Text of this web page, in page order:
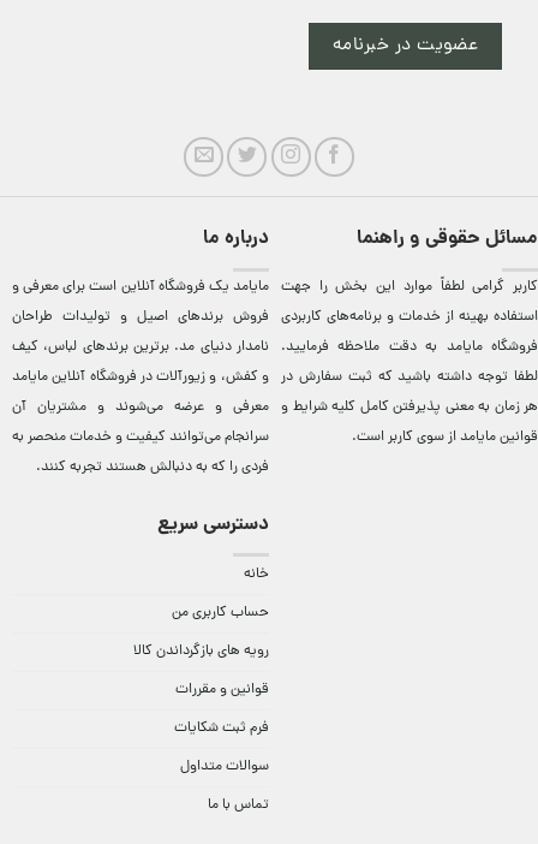
عضویت در خبرنامه
مسائل حقوقی و راهنما
کاربر گرامی لطفاً موارد این بخش را جهت
استفاده بهینه از خدمات و برنامه‌‏های کاربردی
فروشگاه مایامد به دقت ملاحظه فرمایید.
لطفا توجه داشته باشید که ثبت سفارش در
هر زمان به معنی پذیرفتن کامل کلیهشرایط و
قوانین مایامداز سوی کاربر است.
درباره ما
مایامد يک فروشگاه آنلاين است برای معرفی و
فروش برندهای اصيل و توليدات طراحان
نامدار دنيای مد. برترين‌ برندهای لباس، کيف
و کفش، و زيورآلات در فروشگاه آنلاين مایامد
معرفی و عرضه می‌شوند و مشتريان آن
سرانجام می‌توانند کيفيت و خدمات منحصر به
فردی را که به دنبالش هستند تجربه کنند.
دسترسی سریع
خانه
حساب کاربری من
رویه های بازگرداندن کالا
قوانین و مقررات
فرم ثبت شکایات
سوالات متداول
تماس با ما